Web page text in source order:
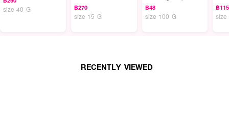
size 40 G
฿270
size 15 G
฿48
size 100 G
฿115
size
RECENTLY VIEWED